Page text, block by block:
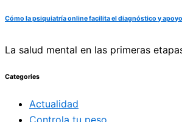
Cómo la psiquiatría online facilita el diagnóstico y
La salud mental en las primeras
Categories
Actualidad